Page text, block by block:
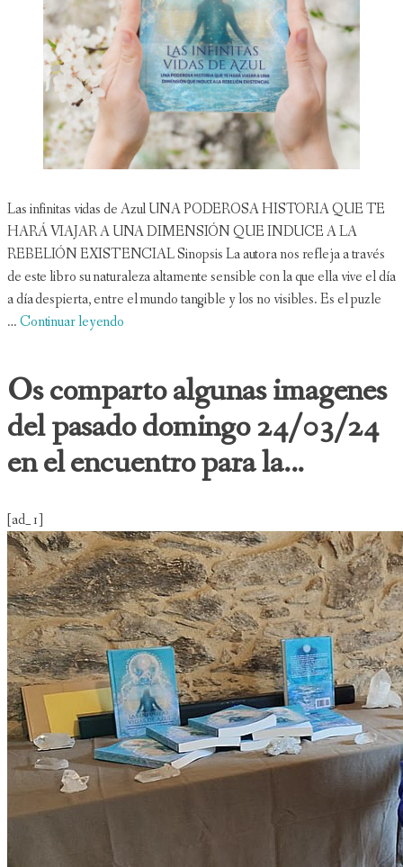
Las infinitas vidas de Azul UNA PODEROSA HISTORIA QUE TE
HARÁ VIAJAR A UNA DIMENSIÓN QUE INDUCE A LA
REBELIÓN EXISTENCIAL Sinopsis La autora nos refleja a través
de este libro su naturaleza altamente sensible con la que ella vive el día
a día despierta, entre el mundo tangible y los no visibles. Es el puzle
…Continuar leyendo
Os comparto algunas imagenes
del pasado domingo 24/03/24
en el encuentro para la...
[ad_1]